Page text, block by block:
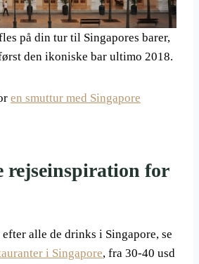
på din tur til Singapores barer,
den ikoniske bar ultimo 2018.
en smuttur med Singapore
rejseinspiration for
alle de drinks i Singapore, se
i Singapore, fra 30-40 usd